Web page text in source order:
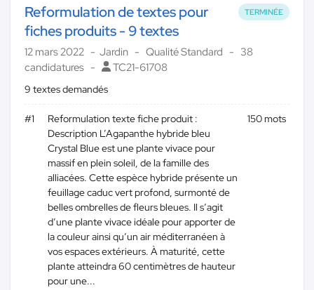
TERMINÉE
Reformulation de textes pour
fiches produits - 9 textes
12 mars 2022 Jardin Qualité Standard
38
candidatures
TC21-61708
9 textes demandés
#1
Reformulation texte fiche produit :
Description L’Agapanthe hybride bleu
Crystal Blue est une plante vivace pour
massif en plein soleil, de la famille des
alliacées. Cette espèce hybride présente un
feuillage caduc vert profond, surmonté de
belles ombrelles de fleurs bleues. Il s’agit
d’une plante vivace idéale pour apporter de
la couleur ainsi qu’un air méditerranéen à
vos espaces extérieurs. À maturité, cette
plante atteindra 60 centimètres de hauteur
pour une...
150 mots